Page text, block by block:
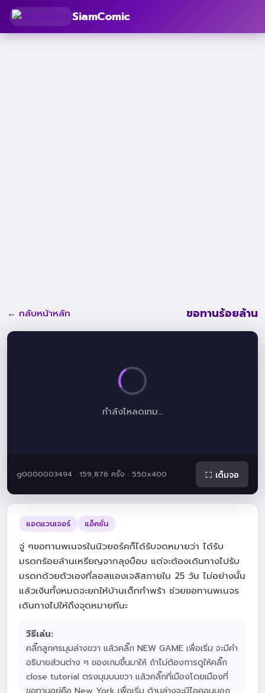
SiamComic
← กลับหน้าหลัก ขอทานร้อยล้าน
กำลังโหลดเกม...
g0000003494 · 159,876 ครั้ง · 550x400 ⛶ เต็มจอ
แอดแวนเจอร์ แอ็คชั่น
จู่ ๆขอทานพเนจรในนิวยอร์คก็ได้รับจดหมายว่า ได้รับ
มรดกร้อยล้านเหรียญจากลุงบ็อบ แต่จะต้องเดินทางไปรับ
มรดกด้วยตัวเองที่ลอสแองเจลิสภายใน 25 วัน ไม่อย่างนั้น
แล้วเงินทั้งหมดจะยกให้บ้านเด็กกำพร้า ช่วยขอทานพเนจร
เดินทางไปให้ถึงจุดหมายทีนะ
วิธีเล่น:
คลิ๊กลูกศรมุมล่างขวา แล้วคลิ๊ก NEW GAME เพื่อเริ่ม จะมีคำ
อธิบายส่วนต่าง ๆ ของเกมขึ้นมาให้ ถ้าไม่ต้องการดูให้คลิ๊ก
close tutorial ตรงมุมบนขวา แล้วคลิ๊กที่เมืองโดยเมืองที่